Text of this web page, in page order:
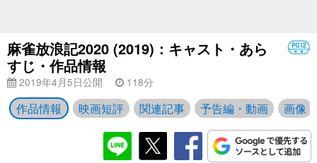
麻雀放浪記2020 (2019)：キャスト・あら
すじ・作品情報
2019年4月5日公開 118分
作品情報 映画短評 関連記事 予告編・動画 画像